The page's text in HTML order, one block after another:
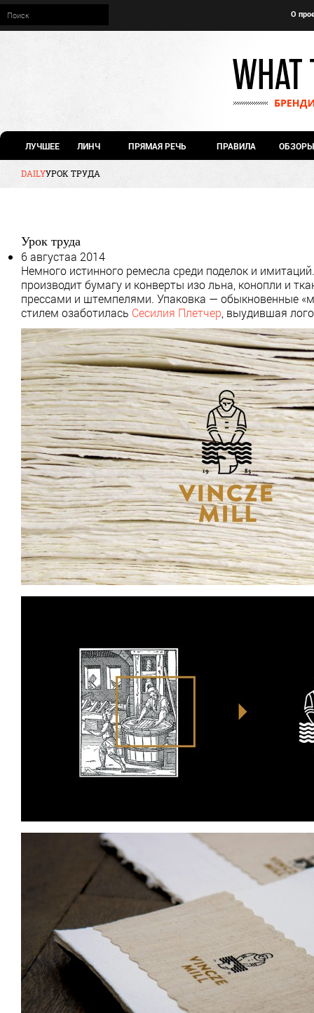
О
ЛУЧШЕЕ ЛИНЧ ПРЯМАЯ РЕЧЬ ПРАВИЛА ОБЗОРЫ
DAILYУРОК ТРУДА
Урок труда
6 августаа 2014
Немного истинного ремесла среди поделок и
производит бумагу и конверты изо льна, конопли и
прессами и штемпелями. Упаковка — обыкновенные
стилем озаботилась Сесилия Плетчер , выудившая